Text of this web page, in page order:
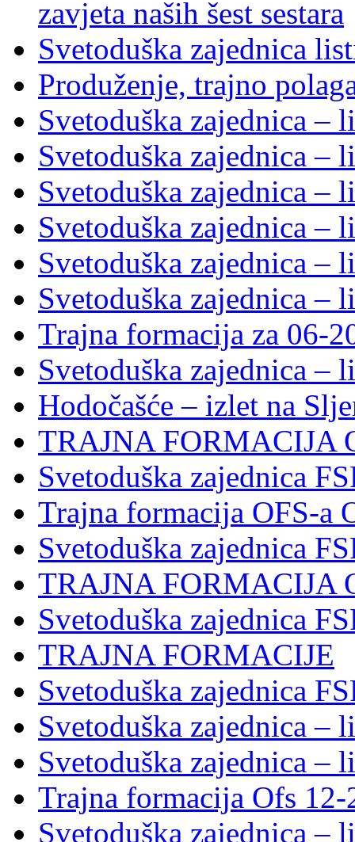
zavjeta naših šest sestara
Svetoduška zajednica
Produženje, trajno
Svetoduška zajednica –
Svetoduška zajednica –
Svetoduška zajednica –
Svetoduška zajednica –
Svetoduška zajednica –
Svetoduška zajednica –
Trajna formacija za 06-
Svetoduška zajednica –
Hodočašće – izlet na
TRAJNA FORMACIJA
Svetoduška zajednica
Trajna formacija OFS-a
Svetoduška zajednica
TRAJNA FORMACIJA
Svetoduška zajednica
TRAJNA FORMACIJE
Svetoduška zajednica
Svetoduška zajednica –
Svetoduška zajednica –
Trajna formacija Ofs 12-
Svetoduška zajednica –